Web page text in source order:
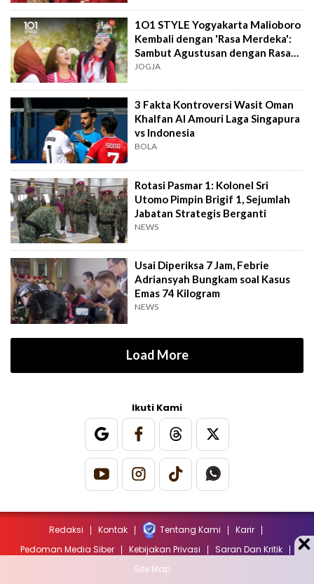
1O1 STYLE Yogyakarta Malioboro
Kembali dengan 'Rasa Merdeka':
Sambut Agustusan dengan Rasa
dan Tawa
JOGJA
3 Fakta Kontroversi Wasit Oman
Khalfan Al Amouri Laga Singapura
vs Indonesia
BOLA
Rotasi Pasmar 1: Kolonel Sri
Utomo Pimpin Brigif 1, Sejumlah
Jabatan Strategis Berganti
NEWS
Usai Diperiksa 7 Jam, Febrie
Adriansyah Bungkam soal Kasus
Emas 74 Kilogram
NEWS
Load More
Ikuti Kami
Redaksi Kontak Tentang Kami
Karir
Pedoman Media Siber
Kebijakan Privasi
Saran Dan Kritik
Site Map